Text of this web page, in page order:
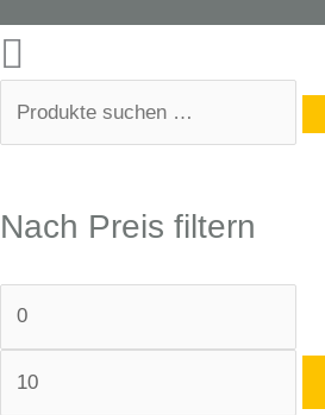
Nach Preis filtern